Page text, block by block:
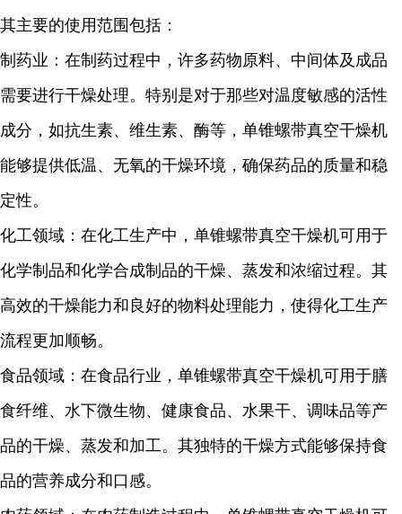
其主要的使用范围包括：
制药业：在制药过程中，许多药物原料、中间体及成品
需要进行干燥处理。特别是对于那些对温度敏感的活性
成分，如抗生素、维生素、酶等，单锥螺带真空干燥机
能够提供低温、无氧的干燥环境，确保药品的质量和稳
定性。
化工领域：在化工生产中，单锥螺带真空干燥机可用于
化学制品和化学合成制品的干燥、蒸发和浓缩过程。其
高效的干燥能力和良好的物料处理能力，使得化工生产
流程更加顺畅。
食品领域：在食品行业，单锥螺带真空干燥机可用于膳
食纤维、水下微生物、健康食品、水果干、调味品等产
品的干燥、蒸发和加工。其独特的干燥方式能够保持食
品的营养成分和口感。